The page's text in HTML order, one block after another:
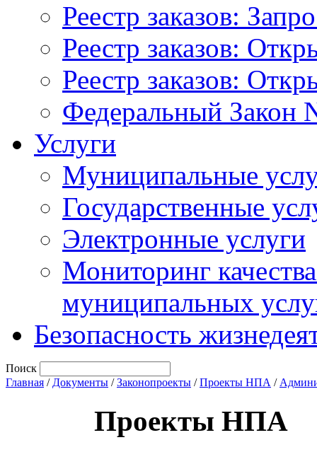
Реестр заказов:
Реестр заказов:
Реестр заказов:
Федеральный Закон
Услуги
Муниципальные
Государственные
Электронные услуги
Мониторинг
муниципальных
Безопасность
Поиск
Главная / Документы /Законопроекты /Проекты НПА /
Проекты НПА